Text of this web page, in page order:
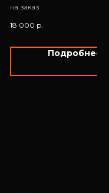
на заказ
18 000 р.
Подробнее